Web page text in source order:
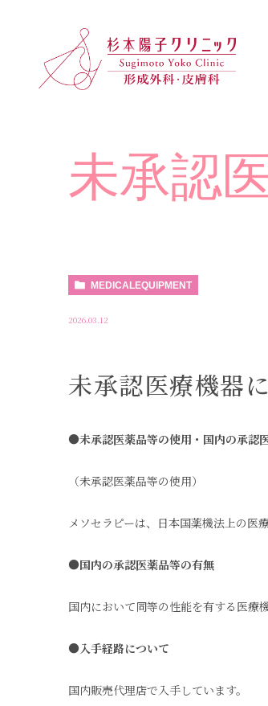
未承認
MEDICALEQUIPMENT
2026.03.12
未承認医療機器
●未承認医薬品等の使用・国内の承認
（未承認医薬品等の使用）
メソセラピーは、日本国薬機法上の医
●国内の承認医薬品等の有無
国内において同等の性能を有する医療
●入手経路について
国内販売代理店で入手しています。